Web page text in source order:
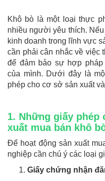
Khô bò là một loại thực
nhiều người yêu thích.
kinh doanh trong lĩnh vực
cần phải cân nhắc về việc
để đảm bảo sự hợp
của mình. Dưới đây là
phép cho cơ sở sản xuất
1. Những giấy
xuất mua bán khô
Để hoạt động sản xuất
nghiệp cần chú ý các loại
Giấy chứng nhận